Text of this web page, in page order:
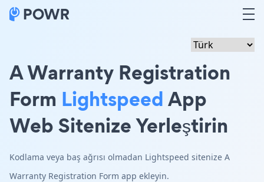
A Warranty Registration
Form LightspeedApp
Web Sitenize Yerleştirin
Kodlama veya baş ağrısı olmadan Lightspeed sitenize A
Warranty Registration Form app ekleyin.